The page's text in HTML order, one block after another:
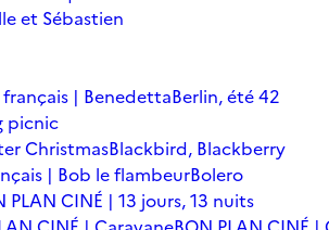
et Sébastien
| BenedettaBerlin, été 42
picnic
ChristmasBlackbird, Blackberry
| Bob le flambeurBolero
PLAN CINÉ | 13 jours, 13 nuits